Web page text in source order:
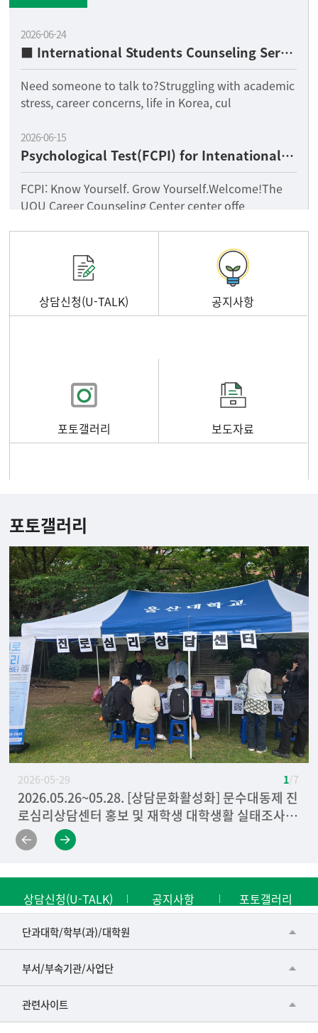
2026-06-24
■ International Students Counseling Service ■
Need someone to talk to?Struggling with academic
stress, career concerns, life in Korea, cul
2026-06-15
Psychological Test(FCPI) for Intenational Students
FCPI: Know Yourself. Grow Yourself.Welcome!The
UOU Career Counseling Center center offe
상담신청(U-TALK) 공지사항
포토갤러리 보도자료
포토갤러리
2026.05.26~05.28. [상담문화활성화] 문수대동제 진
로심리상담센터 홍보 및 재학생 대학생활 실태조사 사
전 조사
2026-05-29
2026.04.09. [마음건강 캠페인] 청년 마음건강을 위
한 이동상담 캠페인
2025.06.05. [자살예방캠페인]
2025.09.09. [비교과랜드]
2025. 09.25 [마음건강캠페인] 2025 마음약국
2025. 05.22 [마음건강캠페인] 4대 중독 캠페인
[마음건강 캠페인] 2023 마음약국
1/ 7
상담신청(U-TALK) 공지사항 포토갤러리
단과대학/학부(과)/대학원
■인문대학
▷국어국문학부
▷일본어·일본학과
부서/부속기관/사업단
공동기기센터
공학교육혁신센터
관련사이트
건강가정지원센터
교수협의회